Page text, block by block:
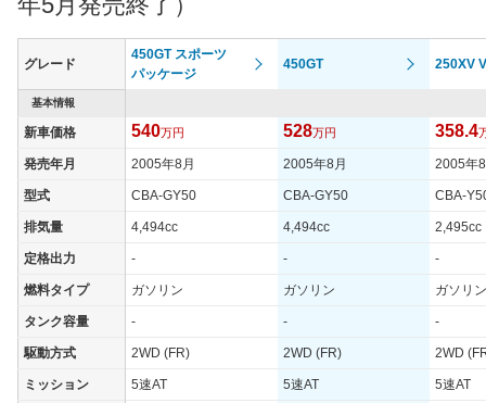
過給機 -
タイヤ
タイヤサイズ
(前)
245/45R18 96W
タイヤサイズ
(後)
245/45R18 96W 245/45R18 96W 245/
燃費
WLTCモード - - -
WLTCモード(市
街地)
WLTCモード(郊
- - -
速道路)
- - -
JC08モード - - -
グレード
450GT スポーツ
パッケージ
450GT 250XV
基本情報
新車価格 540万円 528万円 358.4
発売年月 2005年8月 2005年8月 2005年
型式 CBA-GY50 CBA-GY50 CBA-
排気量 4,494cc 4,494cc 2,495cc
定格出力 - - -
燃料タイプ ガソリン ガソリン ガソリン
タンク容量 - - -
駆動方式 2WD (FR) 2WD (FR) 2WD
ミッション 5速AT 5速AT 5速AT